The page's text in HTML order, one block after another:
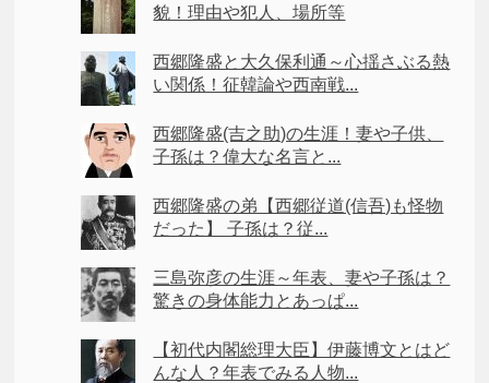
貌！理由や犯人、場所等
西郷隆盛と大久保利通～心揺さぶる熱
い関係！征韓論や西南戦...
西郷隆盛(吉之助)の生涯！妻や子供、
子孫は？偉大な名言と...
西郷隆盛の弟【西郷従道(信吾)も怪物
だった】 子孫は？従...
三島弥彦の生涯～年表、妻や子孫は？
驚きの身体能力とあっぱ...
【初代内閣総理大臣】伊藤博文とはど
んな人？年表でみる人物...